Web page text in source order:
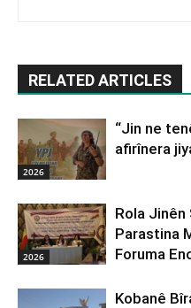
RELATED ARTICLES
2026
“Jin ne
afirînera
2026
Rola Jinên
Parastina
Foruma
Kobanê